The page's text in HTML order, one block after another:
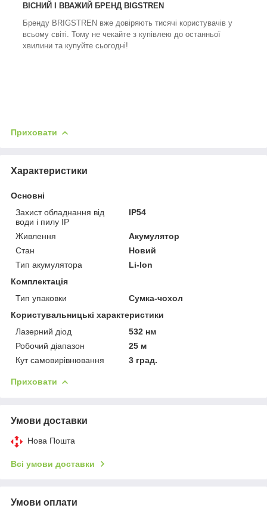
ВІСНИЙ І ВВАЖИЙ БРЕНД BIGSTREN
Бренду BRIGSTREN вже довіряють тисячі користувачів у
всьому світі. Тому не чекайте з купівлею до останньої
хвилини та купуйте сьогодні!
Приховати
Характеристики
Основні
Захист обладнання від
води і пилу IP
IP54
Живлення
Акумулятор
Стан
Новий
Тип акумулятора
Li-Ion
Комплектація
Тип упаковки
Сумка-чохол
Користувальницькі характеристики
Лазерний діод
532 нм
Робочий діапазон
25 м
Кут самовирівнювання
3 град.
Приховати
Умови доставки
Нова Пошта
Всі умови доставки
Умови оплати